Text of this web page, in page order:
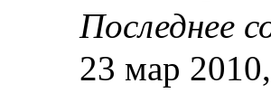
Последнее
23 мар